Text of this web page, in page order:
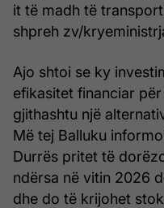
it të madh të
shpreh zv/
Ajo shtoi se ky
efikasitet financiar
gjithashtu një
Më tej Balluku
Durrës pritet të
ndërsa në vitin 2026
dhe do të krijohet